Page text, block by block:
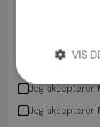
Jeg aksepterer
Jeg aksepterer
VIS